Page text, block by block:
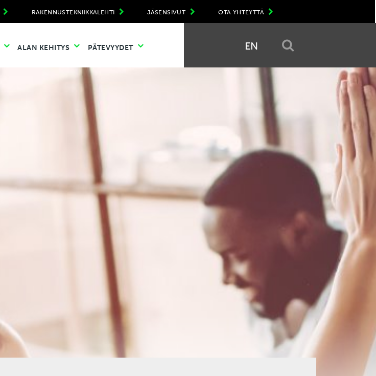
OTA YHTEYTTÄ
JÄSENSIVUT
RAKENNUSTEKNIIKKALEHTI
ALAN KEHITYS PÄTEVYYDET EN